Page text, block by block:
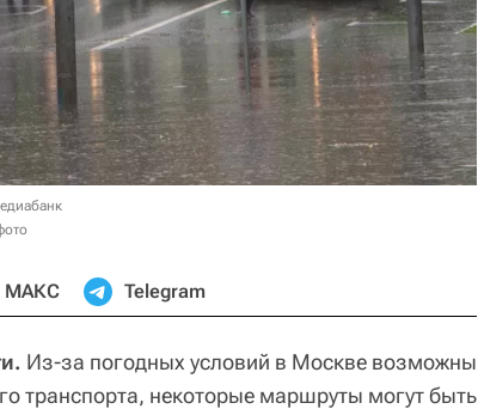
МАКС Telegram
Из-за погодных условий в Москве возможны
транспорта, некоторые маршруты могут быть